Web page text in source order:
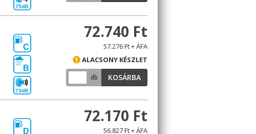
75dB
C
B
73dB
72.740 Ft
57.276 Ft + ÁFA
ALACSONY KÉSZLET
db KOSÁRBA
D
72.170 Ft
56.827 Ft + ÁFA